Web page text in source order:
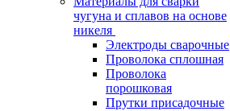
чугуна и сплавов на основе
никеля
Электроды сварочные
Проволока сплошная
Проволока
порошковая
Прутки присадочные